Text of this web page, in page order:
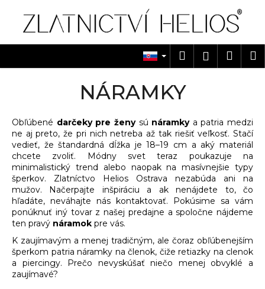
Hľadať
NÁRAMKY
Obľúbené darčeky pre ženysú náramkya patria medzi
ne aj preto, že pri nich netreba až tak riešiť veľkosť. Stačí
vedieť, že štandardná dĺžka je 18–19 cm a aký materiál
chcete zvoliť. Módny svet teraz poukazuje na
minimalistický trend alebo naopak na masívnejšie typy
šperkov. Zlatníctvo Helios Ostrava nezabúda ani na
mužov. Načerpajte inšpiráciu a ak nenájdete to, čo
hľadáte, neváhajte nás kontaktovať. Pokúsime sa vám
ponúknuť iný tovar z našej predajne a spoločne nájdeme
ten pravý náramok pre vás.
K zaujímavým a menej tradičným, ale čoraz obľúbenejším
šperkom patria náramky na členok, čiže retiazky na clenok
a piercingy. Prečo nevyskúšať niečo menej obvyklé a
zaujímavé?
k
Späť
Späť
Č
t
r
e
b
u
j
e
t
e
n
á